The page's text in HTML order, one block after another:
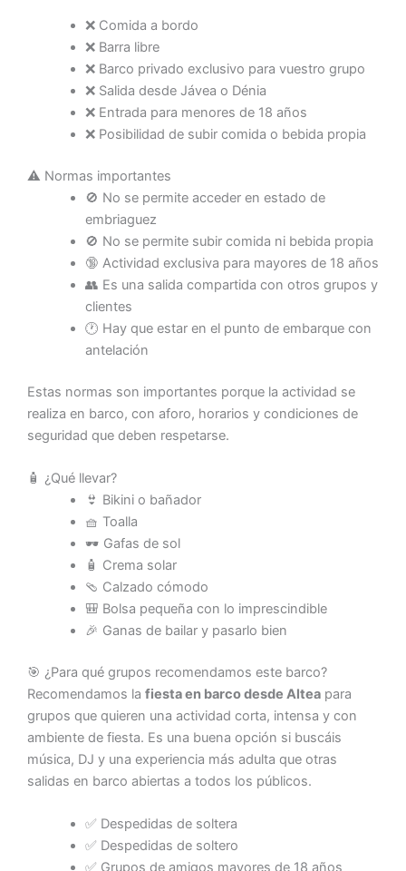
❌ Comida a bordo
❌ Barra libre
❌ Barco privado exclusivo para vuestro grupo
❌ Salida desde Jávea o Dénia
❌ Entrada para menores de 18 años
❌ Posibilidad de subir comida o bebida propia
⚠️ Normas importantes
🚫 No se permite acceder en estado de
embriaguez
🚫 No se permite subir comida ni bebida propia
🔞 Actividad exclusiva para mayores de 18 años
👥 Es una salida compartida con otros grupos y
clientes
🕐 Hay que estar en el punto de embarque con
antelación
Estas normas son importantes porque la actividad se
realiza en barco, con aforo, horarios y condiciones de
seguridad que deben respetarse.
🧴 ¿Qué llevar?
👙 Bikini o bañador
🧺 Toalla
🕶️ Gafas de sol
🧴 Crema solar
🩴 Calzado cómodo
🎒 Bolsa pequeña con lo imprescindible
🎉 Ganas de bailar y pasarlo bien
🎯 ¿Para qué grupos recomendamos este barco?
Recomendamos la fiesta en barco desde Altea para
grupos que quieren una actividad corta, intensa y con
ambiente de fiesta. Es una buena opción si buscáis
música, DJ y una experiencia más adulta que otras
salidas en barco abiertas a todos los públicos.
✅ Despedidas de soltera
✅ Despedidas de soltero
✅ Grupos de amigos mayores de 18 años